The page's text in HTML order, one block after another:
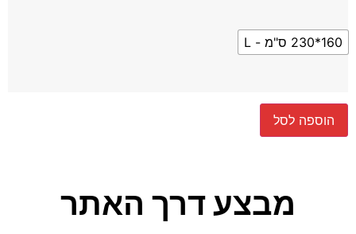
160*230 ס"מ - L
הוספה לסל
מבצע דרך האתר